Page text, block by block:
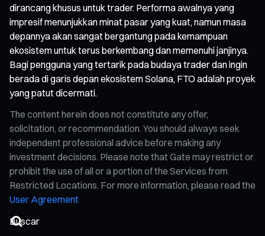
dirancang khusus untuk trader. Performa awalnya yang
impresif menunjukkan minat pasar yang kuat, namun masa
depannya akan sangat bergantung pada kemampuan
ekosistem untuk terus berkembang dan memenuhi janjinya.
Bagi pengguna yang tertarik pada budaya trader dan ingin
berada di garis depan ekosistem Solana, FTO adalah proyek
yang patut dicermati.
The content herein does not constitute any offer,
solicitation, or recommendation. You should always seek
independent professional advice before making any
investment decisions. Please note that Gate may restrict or
prohibit the use of all or a portion of the Services from
Restricted Locations. For more information, please read the
User Agreement